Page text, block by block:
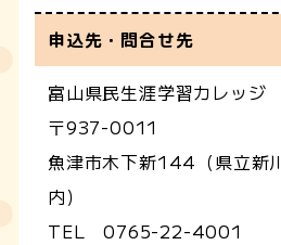
申込先・問合せ先
富山県民生涯学習カレッジ
〒937-0011
魚津市木下新144（県立新
内）
TEL 0765-22-4001